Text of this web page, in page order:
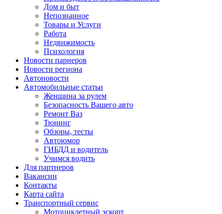
Дом и быт
Непознанное
Товары и Услуги
Работа
Недвижимость
Психология
Новости парнеров
Новости региона
Автоновости
Автомобильные статьи
Женщина за рулем
Безопасность Вашего авто
Ремонт Ваз
Тюнинг
Обзоры, тесты
Автоюмор
ГИБДД и водитель
Учимся водить
Для партнеров
Вакансии
Контакты
Карта сайта
Транспортный сервис
Мотоциклетный эскорт